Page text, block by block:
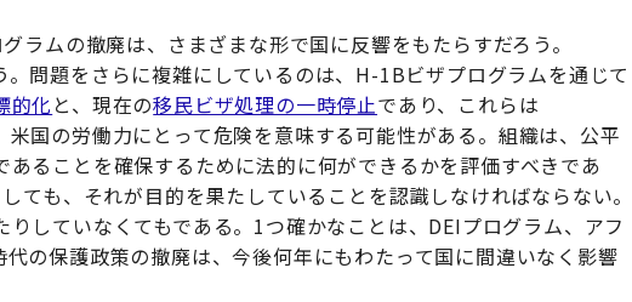
ラムの撤廃は、さまざまな形で国に反響をもたらすだろう。
。問題をさらに複雑にしているのは、H-1Bビザプログラムを通じて
的化 と、現在の移民ビザ処理の一時停止であり、これらは
米国の労働力にとって危険を意味する可能性がある。組織は、公平
ることを確保するために法的に何ができるかを評価すべきであ
ても、それが目的を果たしていることを認識しなければならない。
していなくてもである。1つ確かなことは、DEIプログラム、アフ
の保護政策の撤廃は、今後何年にもわたって国に間違いなく影響